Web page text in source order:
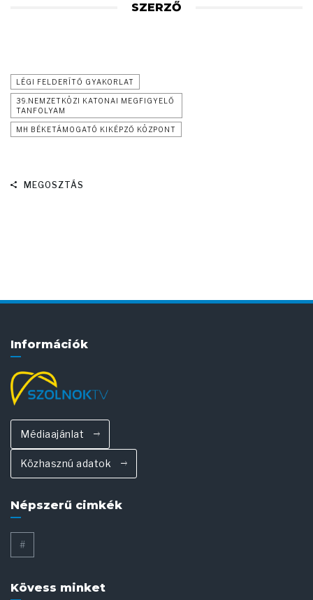
SZERZŐ
LÉGI FELDERÍTŐ GYAKORLAT
39.NEMZETKÖZI KATONAI MEGFIGYELŐ
TANFOLYAM
MH BÉKETÁMOGATÓ KIKÉPZŐ KÖZPONT
MEGOSZTÁS
Információk
Médiaajánlat
Közhasznú adatok
Népszerű cimkék
#
Kövess minket